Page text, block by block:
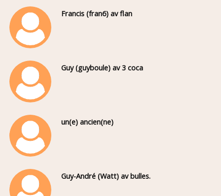
Francis (fran6) av flan
Guy (guyboule) av 3 coca
un(e) ancien(ne)
Guy-André (Watt) av bulles.